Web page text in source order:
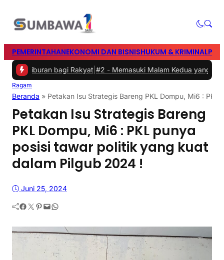
PEMERINTAHANEKONOMI DAN BISNISHUKUM & KRIMINAL
bagi Rakyat|#2 -Memasuki Malam Kedua yang Meriah,
Ragam
Beranda » Petakan Isu Strategis Bareng PKL Dompu, Mi6 :
Petakan Isu Strategis Bareng
PKL Dompu, Mi6 : PKL punya
posisi tawar politik yang kuat
dalam Pilgub 2024 !
Juni 25, 2024
Facebook Twitter Pinterest Mail WhatsApp